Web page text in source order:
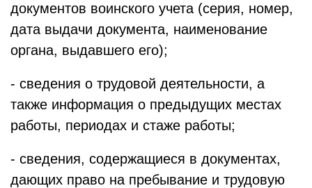
документов воинского учета (серия, номер,
дата выдачи документа, наименование
органа, выдавшего его);
- сведения о трудовой деятельности, а
также информация о предыдущих местах
работы, периодах и стаже работы;
- сведения, содержащиеся в документах,
дающих право на пребывание и трудовую